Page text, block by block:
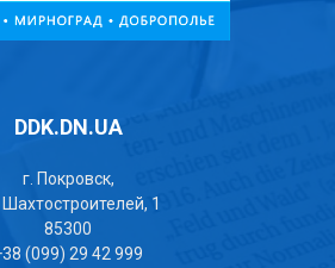
DDK.DN.UA
г. Покровск,
Шахтостроителей, 1
85300
(099) 29 42 999